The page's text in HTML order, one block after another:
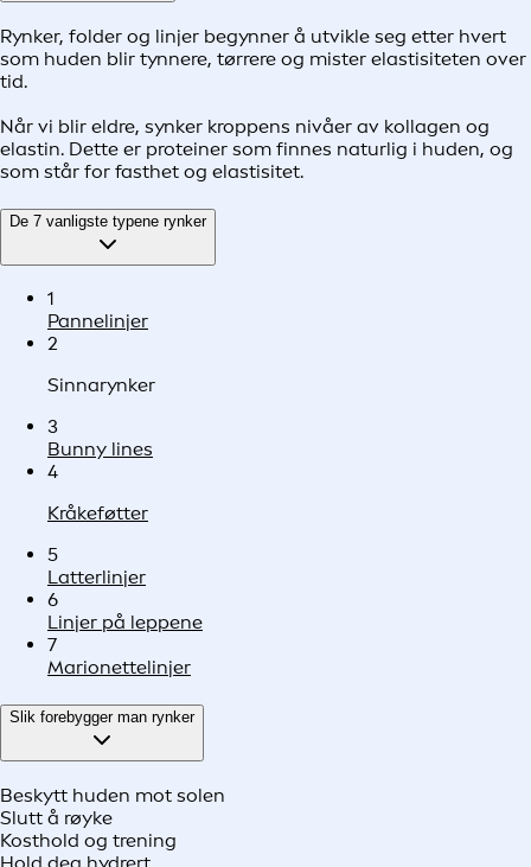
Rynker, folder og linjer begynner å utvikle seg etter hvert
som huden blir tynnere, tørrere og mister elastisiteten over
tid.
Når vi blir eldre, synker kroppens nivåer av kollagen og
elastin. Dette er proteiner som finnes naturlig i huden, og
som står for fasthet og elastisitet.
De 7 vanligste typene rynker
1
Pannelinjer
2
Sinnarynker
3
Bunny lines
4
Kråkeføtter
5
Latterlinjer
6
Linjer på leppene
7
Marionettelinjer
Slik forebygger man rynker
Beskytt huden mot solen
Slutt å røyke
Kosthold og trening